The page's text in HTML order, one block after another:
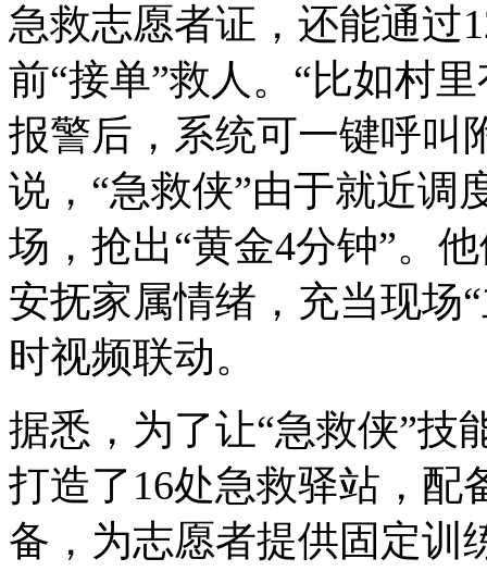
急救志愿者证，还能通过
前“接单”救人。“比如村
报警后，系统可一键呼叫
说，“急救侠”由于就近调
场，抢出“黄金4分钟”。
安抚家属情绪，充当现场
时视频联动。
据悉，为了让“急救侠”技
打造了16处急救驿站，配
备，为志愿者提供固定训